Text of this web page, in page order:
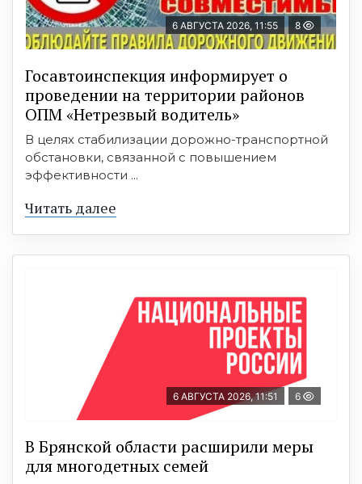
6 АВГУСТА 2026, 11:55 8
Госавтоинспекция информирует о
проведении на территории районов
ОПМ «Нетрезвый водитель»
В целях стабилизации дорожно-транспортной
обстановки, связанной с повышением
эффективности ...
Читать далее
6 АВГУСТА 2026, 11:51 6
В Брянской области расширили меры
для многодетных семей